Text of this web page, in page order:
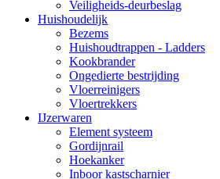
Veiligheids-deurbeslag
Huishoudelijk
Bezems
Huishoudtrappen - Ladders
Kookbrander
Ongedierte bestrijding
Vloerreinigers
Vloertrekkers
IJzerwaren
Element systeem
Gordijnrail
Hoekanker
Inboor kastscharnier